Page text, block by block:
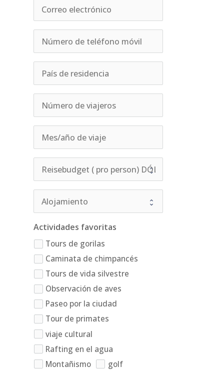
Actividades favoritas
Tours de gorilas
Caminata de chimpancés
Tours de vida silvestre
Observación de aves
Paseo por la ciudad
Tour de primates
viaje cultural
Rafting en el agua
Montañismo
golf